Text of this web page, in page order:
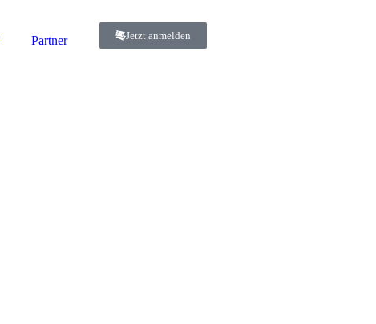
Partner Jetzt anmelden